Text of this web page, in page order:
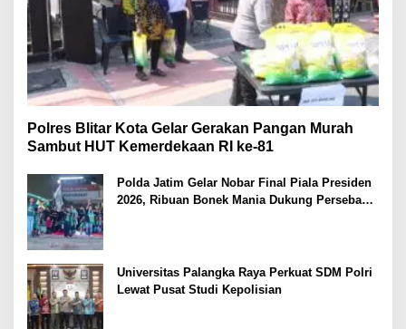
Polres Blitar Kota Gelar Gerakan Pangan Murah
Sambut HUT Kemerdekaan RI ke-81
Polda Jatim Gelar Nobar Final Piala Presiden
2026, Ribuan Bonek Mania Dukung Persebaya
Universitas Palangka Raya Perkuat SDM Polri
Lewat Pusat Studi Kepolisian